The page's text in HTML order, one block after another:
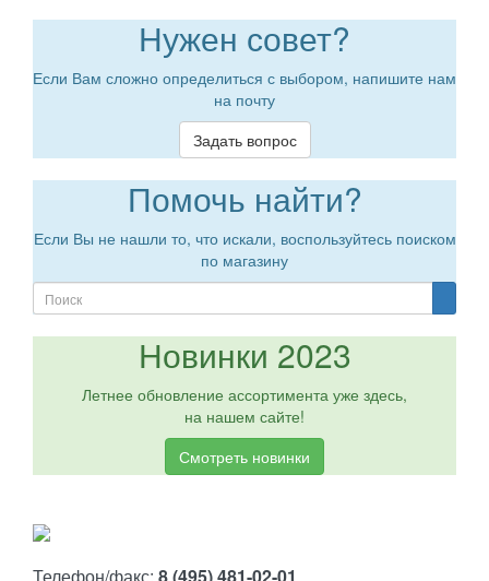
Нужен совет?
Если Вам сложно определиться с выбором, напишите нам
на почту
Задать вопрос
Помочь найти?
Если Вы не нашли то, что искали, воспользуйтесь поиском
по магазину
Новинки 2023
Летнее обновление ассортимента уже здесь,
на нашем сайте!
Смотреть новинки
Телефон/факс: 8 (495) 481-02-01